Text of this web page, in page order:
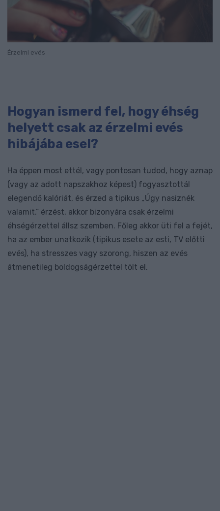
Érzelmi evés
Hogyan ismerd fel, hogy éhség
helyett csak az érzelmi evés
hibájába esel?
Ha éppen most ettél, vagy pontosan tudod, hogy aznap
(vagy az adott napszakhoz képest) fogyasztottál
elegendő kalóriát, és érzed a tipikus „Úgy nasiznék
valamit.” érzést, akkor bizonyára csak érzelmi
éhségérzettel állsz szemben. Főleg akkor üti fel a fejét,
ha az ember unatkozik (tipikus esete az esti, TV előtti
evés), ha stresszes vagy szorong, hiszen az evés
átmenetileg boldogságérzettel tölt el.